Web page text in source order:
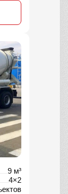
9 м³
4×2